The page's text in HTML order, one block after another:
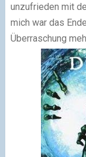
unzufrieden mit
mich war das
Überraschung